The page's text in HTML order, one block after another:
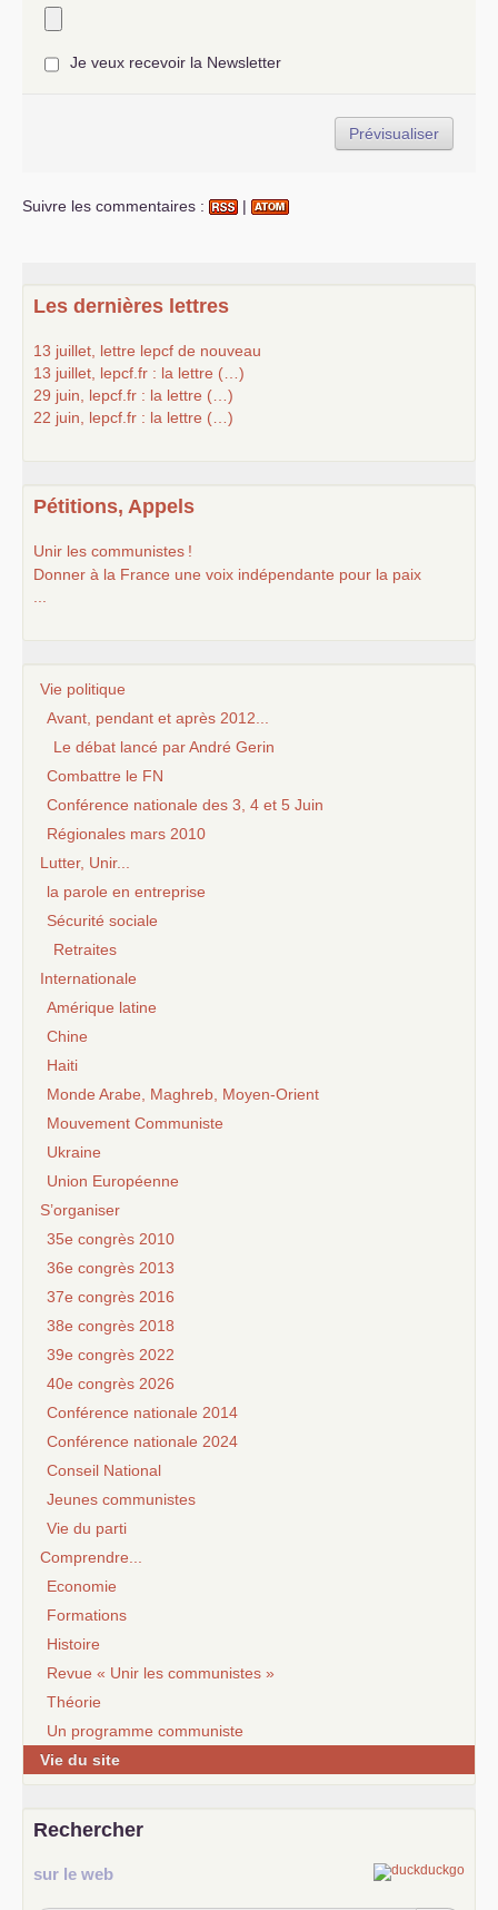
Je veux recevoir la Newsletter
Suivre les commentaires : |
Les dernières lettres
13 juillet, lettre lepcf de nouveau
13 juillet, lepcf.fr : la lettre (…)
29 juin, lepcf.fr : la lettre (…)
22 juin, lepcf.fr : la lettre (…)
Pétitions, Appels
Unir les communistes !
Donner à la France une voix indépendante pour la paix
Vie politique
Avant, pendant et après 2012...
Le débat lancé par André Gerin
Combattre le FN
Conférence nationale des 3, 4 et 5 Juin
Régionales mars 2010
Lutter, Unir...
la parole en entreprise
Sécurité sociale
Retraites
Internationale
Amérique latine
Chine
Haiti
Monde Arabe, Maghreb, Moyen-Orient
Mouvement Communiste
Ukraine
Union Européenne
S’organiser
35e congrès 2010
36e congrès 2013
37e congrès 2016
38e congrès 2018
39e congrès 2022
40e congrès 2026
Conférence nationale 2014
Conférence nationale 2024
Conseil National
Jeunes communistes
Vie du parti
Comprendre...
Economie
Formations
Histoire
Revue « Unir les communistes »
Théorie
Un programme communiste
Vie du site
Rechercher
sur le web